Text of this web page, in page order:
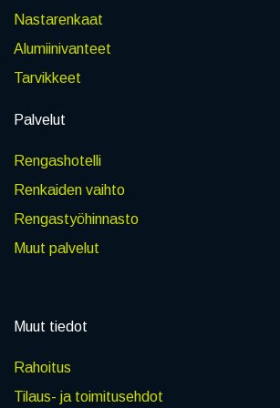
Nastarenkaat
Alumiinivanteet
Tarvikkeet
Palvelut
Rengashotelli
Renkaiden vaihto
Rengastyöhinnasto
Muut palvelut
Muut tiedot
Rahoitus
Tilaus- ja toimitusehdot